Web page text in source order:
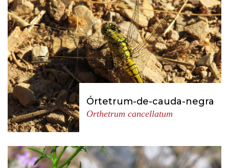
Órtetrum-de-cauda-negra
Orthetrum cancellatum